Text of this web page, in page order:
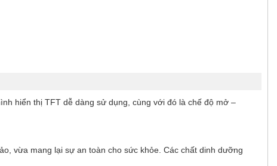
hiển thị TFT dễ dàng sử dụng, cùng với đó là chế độ mở –
vừa mang lại sự an toàn cho sức khỏe. Các chất dinh dưỡng